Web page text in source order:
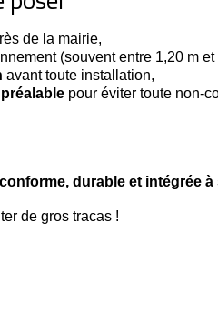
de la mairie,
(souvent entre 1,20 m et
avant toute installation,
pour éviter toute non-
conforme, durable et intégrée
de gros tracas !